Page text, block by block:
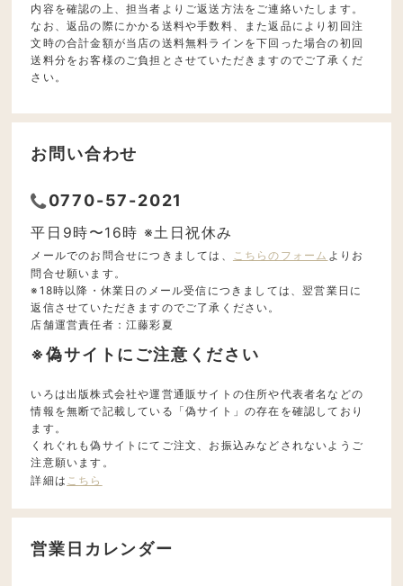
内容を確認の上、担当者よりご返送方法をご連絡いたします。
なお、返品の際にかかる送料や手数料、また返品により初回注
文時の合計金額が当店の送料無料ラインを下回った場合の初回
送料分をお客様のご負担とさせていただきますのでご了承くだ
さい。
お問い合わせ
0770-57-2021
平日9時〜16時 ※土日祝休み
メールでのお問合せにつきましては、 こちらのフォーム よりお
問合せ願います。
※18時以降・休業日のメール受信につきましては、翌営業日に
返信させていただきますのでご了承ください。
店舗運営責任者：江藤彩夏
※偽サイトにご注意ください
いろは出版株式会社や運営通販サイトの住所や代表者名などの
情報を無断で記載している「偽サイト」の存在を確認しており
ます。
くれぐれも偽サイトにてご注文、お振込みなどされないようご
注意願います。
詳細は こちら
営業日カレンダー